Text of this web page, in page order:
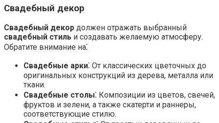
Свадебный декор
Свадебный декор должен отражать выбранный
свадебный стиль и создавать желаемую атмосферу.
Обратите внимание на⁚
Свадебные арки⁚ От классических цветочных до
оригинальных конструкций из дерева, металла или
ткани.
Свадебные столы⁚ Композиции из цветов, свечей,
фруктов и зелени, а также скатерти и раннеры,
соответствующие стилю.